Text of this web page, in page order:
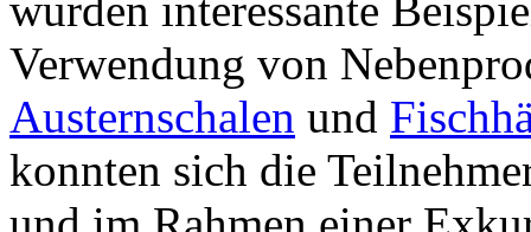
Verwendung von
Austernschalen und
konnten sich die